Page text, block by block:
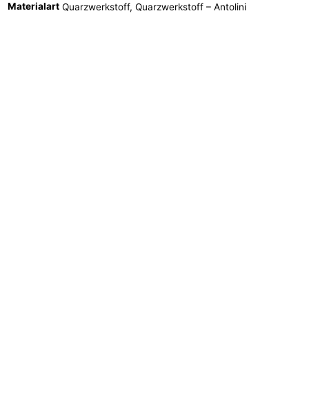
Materialart Quarzwerkstoff, Quarzwerkstoff – Antolini